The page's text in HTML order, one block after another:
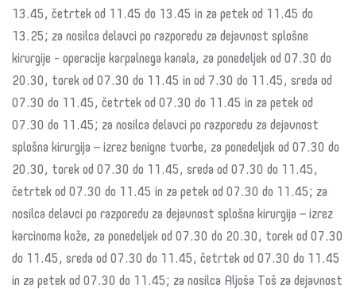
13.45, četrtek od 11.45 do 13.45 in za petek od 11.45 do
13.25; za nosilca delavci po razporedu za dejavnost splošne
kirurgije - operacije karpalnega kanala, za ponedeljek od 07.30 do
20.30, torek od 07.30 do 11.45 in od 7.30 do 11.45, sreda od
07.30 do 11.45, četrtek od 07.30 do 11.45 in za petek od
07.30 do 11.45; za nosilca delavci po razporedu za dejavnost
splošna kirurgija – izrez benigne tvorbe, za ponedeljek od 07.30 do
20.30, torek od 07.30 do 11.45, sreda od 07.30 do 11.45,
četrtek od 07.30 do 11.45 in za petek od 07.30 do 11.45; za
nosilca delavci po razporedu za dejavnost splošna kirurgija – izrez
karcinoma kože, za ponedeljek od 07.30 do 20.30, torek od 07.30
do 11.45, sreda od 07.30 do 11.45, četrtek od 07.30 do 11.45
in za petek od 07.30 do 11.45; za nosilca Aljoša Toš za dejavnost